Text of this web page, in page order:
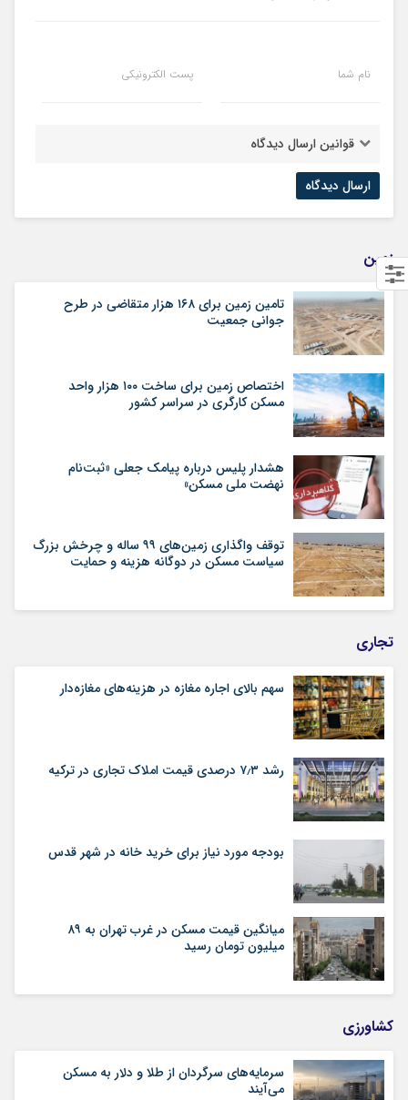
نام شما پست الکترونیکی
قوانین ارسال دیدگاه
زمین
تامین زمین برای ۱۶۸ هزار متقاضی در طرح
جوانی جمعیت
اختصاص زمین برای ساخت ۱۰۰ هزار واحد
مسکن کارگری در سراسر کشور
هشدار پلیس درباره پیامک جعلی «ثبت‌نام
نهضت ملی مسکن»
توقف واگذاری زمین‌های ۹۹ ساله و چرخش بزرگ
سیاست مسکن در دوگانه هزینه و حمایت
تجاری
سهم بالای اجاره‌‌ مغازه در هزینه‌‌های مغازه‌‌دار
رشد ۷٫۳ درصدی قیمت‌ املاک تجاری در ترکیه
بودجه مورد نیاز برای خرید خانه در شهر قدس
میانگین قیمت مسکن در غرب تهران به ۸۹
میلیون تومان رسید
کشاورزی
سرمایه‌های سرگردان از طلا و دلار به مسکن
می‌آیند